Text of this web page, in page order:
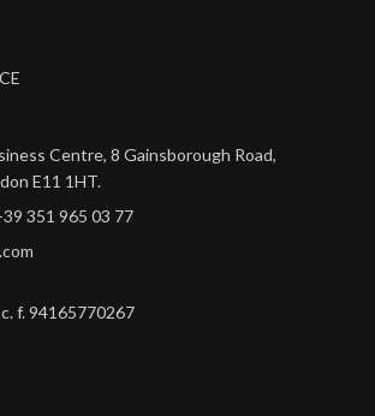
Centre, 8 Gainsborough Road,
E11 1HT.
351 965 03 77
f. 94165770267